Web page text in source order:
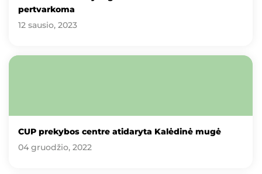
pertvarkoma
12 sausio, 2023
CUP prekybos centre atidaryta Kalėdinė mugė
04 gruodžio, 2022